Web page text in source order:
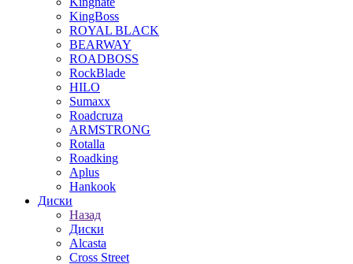
KingBoss
ROYAL BLACK
BEARWAY
ROADBOSS
RockBlade
HILO
Sumaxx
Roadcruza
ARMSTRONG
Rotalla
Roadking
Aplus
Hankook
Диски
Назад
Диски
Alcasta
Cross Street